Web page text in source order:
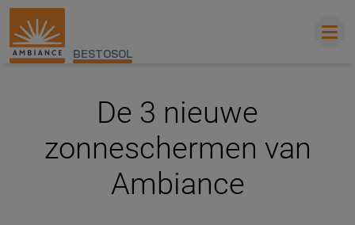
BESTOSOL
De 3 nieuwe
zonneschermen van
Ambiance